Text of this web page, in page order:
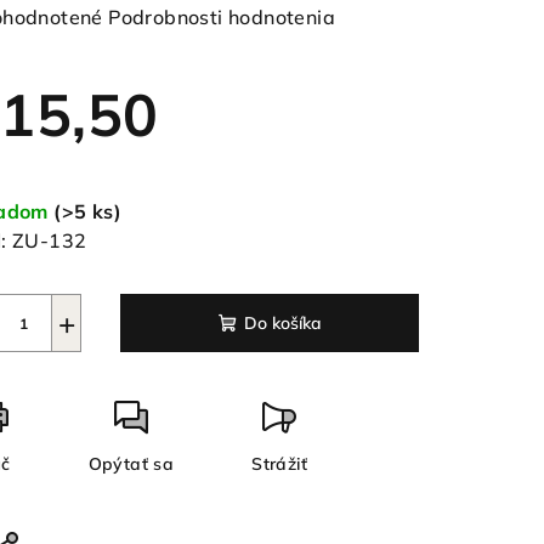
Podrobnosti hodnotenia
(>5 ks)
ZU-132
+ Do košíka
Opýtať sa Strážiť